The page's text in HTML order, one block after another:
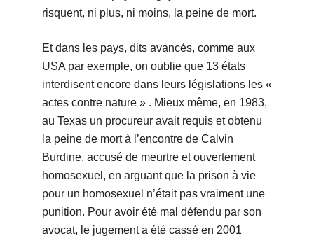
risquent, ni plus, ni moins, la peine de mort.
Et dans les pays, dits avancés, comme aux
USA par exemple, on oublie que 13 états
interdisent encore dans leurs législations les «
actes contre nature » . Mieux même, en 1983,
au Texas un procureur avait requis et obtenu
la peine de mort à l’encontre de Calvin
Burdine, accusé de meurtre et ouvertement
homosexuel, en arguant que la prison à vie
pour un homosexuel n’était pas vraiment une
punition. Pour avoir été mal défendu par son
avocat, le jugement a été cassé en 2001